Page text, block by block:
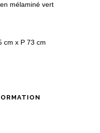
mélaminé vert
cm x P 73 cm